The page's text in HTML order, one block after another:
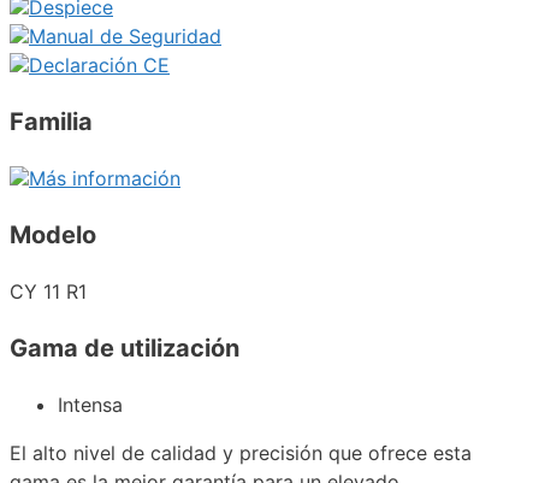
Despiece
Manual de Seguridad
Declaración CE
Familia
Más información
Modelo
CY 11 R1
Gama de utilización
Intensa
El alto nivel de calidad y precisión que ofrece esta